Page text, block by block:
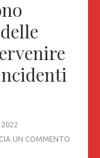
2022
UN COMMENTO